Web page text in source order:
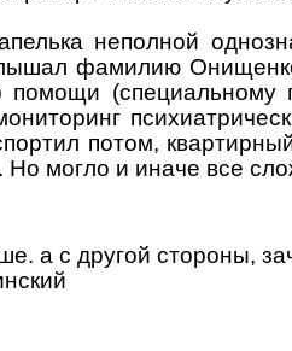
неполной
фамилию
помощи (специальному
потом,
Но могло и иначе все
а с другой стороны,